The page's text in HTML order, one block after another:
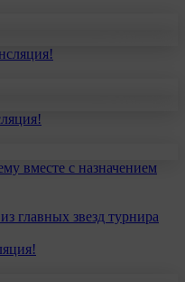
вместе с назначением
главных звезд турнира